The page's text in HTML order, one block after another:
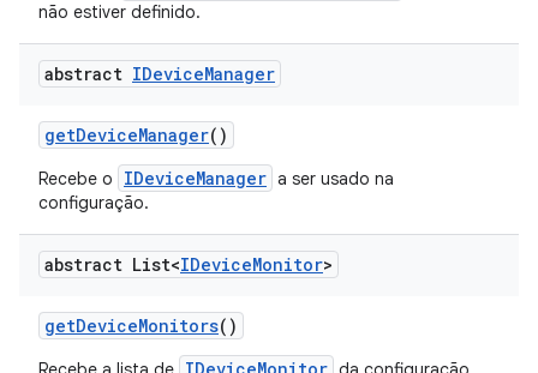
não estiver definido.
abstract IDeviceManager
getDeviceManager()
Recebe o IDeviceManager a ser usado na
configuração.
abstract List<IDeviceMonitor>
getDeviceMonitors()